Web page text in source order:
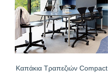
Καπάκια Τραπεζιών Compact